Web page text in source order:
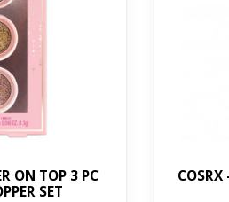
ON TOP 3 PC
SET
COSRX